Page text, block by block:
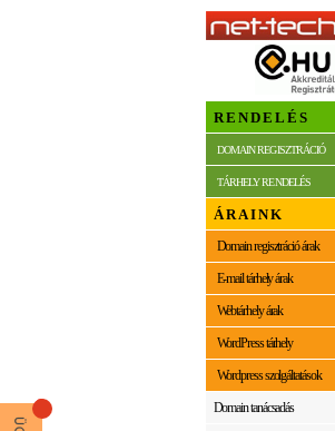
RENDELÉS
DOMAIN REGISZTRÁCIÓ
TÁRHELY RENDELÉS
ÁRAINK
Domain regisztráció árak
E-mail tárhely árak
Webtárhely árak
WordPress tárhely
Wordpress szolgáltatások
Domain tanácsadás